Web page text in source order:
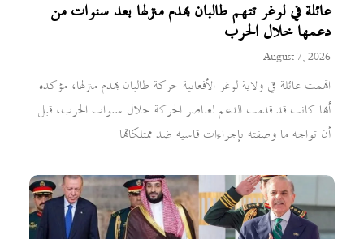
عائلة في لوغر تتهم طالبان بهدم منزلها بعد سنوات من
دعمها خلال الحرب
August 7, 2026
اتهمت عائلة في ولاية لوغر الأفغانية حركة طالبان بهدم منزلها، مؤكدة
أنها كانت قد قدمت الدعم لعناصر الحركة خلال سنوات الحرب، قبل
أن تواجه ما وصفته بإجراءات قاسية ضد ممتلكاتها